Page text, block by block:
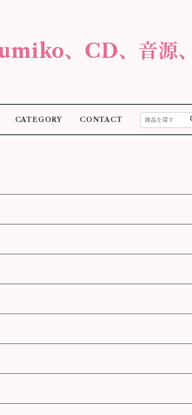
、CD、音源
CATEGORY CONTACT